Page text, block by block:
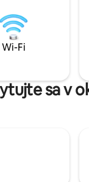
Wi-Fi
sa v